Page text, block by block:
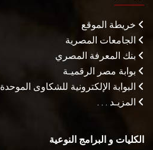
خريطة الموقع
الجامعات المصرية
بنك المعرفة المصري
بوابة مصر الرقميـة
البوابة الإلكترونية للشكاوى الموحدة
المزيـد . . .
الكليات و البرامج النوعية